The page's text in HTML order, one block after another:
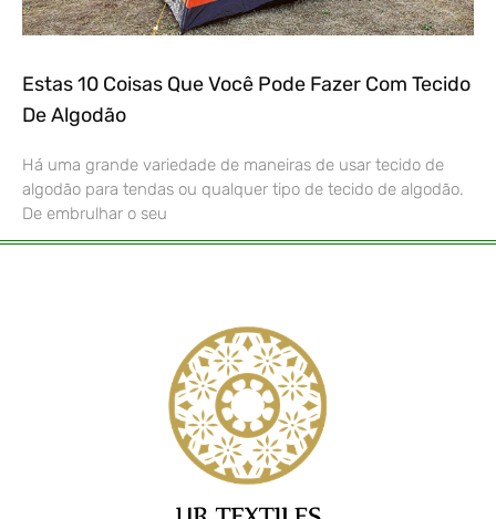
Estas 10 Coisas Que Você Pode Fazer Com Tecido
De Algodão
Há uma grande variedade de maneiras de usar tecido de
algodão para tendas ou qualquer tipo de tecido de algodão.
De embrulhar o seu